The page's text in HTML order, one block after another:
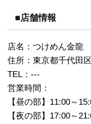
■店舗情報
店名：つけめん金龍
住所：東京都千代田
TEL：---
営業時間：
【昼の部】11:00～
【夜の部】17:00～